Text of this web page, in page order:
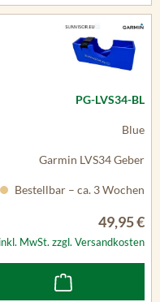
PG-LVS34-BL
Blue
Garmin LVS34 Geber
Bestellbar – ca. 3 Wochen
49,95 €
MwSt. zzgl. Versandkosten